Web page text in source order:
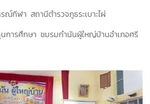
กีฬา สถานีตำรวจภูธระเบาะไผ่
การศึกษา ชมรมกำนันผู้ใหญ่บ้านอำเภอศรี